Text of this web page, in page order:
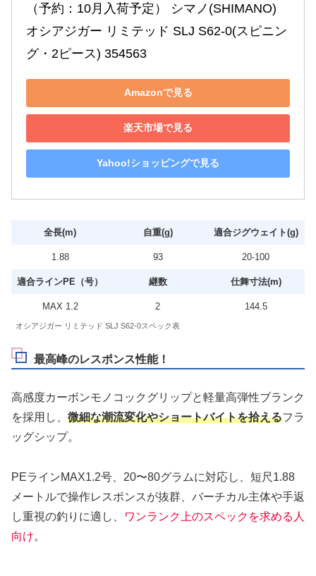
（予約：10月入荷予定） シマノ(SHIMANO)
オシアジガー リミテッド SLJ S62-0(スピニン
グ・2ピース) 354563
Amazonで見る
楽天市場で見る
Yahoo!ショッピングで見る
全長(m) 自重(g) 適合ジグウェイト(g)
1.88 93 20-100
適合ラインPE（号） 継数 仕舞寸法(m)
MAX 1.2 2 144.5
オシアジガー リミテッド SLJ S62-0スペック表
最高峰のレスポンス性能！
高感度カーボンモノコックグリップと軽量高弾性ブランク
を採用し、 微細な潮流変化やショートバイトを拾えるフラ
ッグシップ。
PEラインMAX1.2号、20〜80グラムに対応し、短尺1.88
メートルで操作レスポンスが抜群、バーチカル主体や手返
し重視の釣りに適し、
ワンランク上のスペックを求める人
向け。